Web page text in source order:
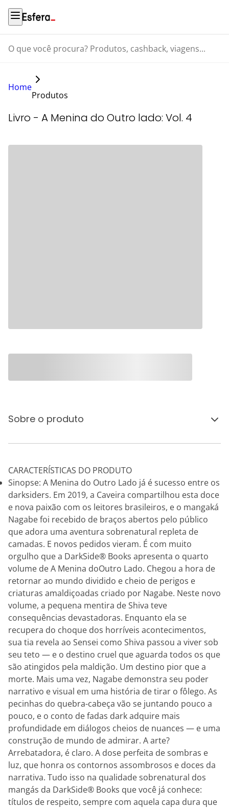
O que você procura? Produtos, cashback, viagens...
Home
Produtos
Livro - A Menina do Outro lado: Vol. 4
Sobre o produto
CARACTERÍSTICAS DO PRODUTO
Sinopse: A Menina do Outro Lado já é sucesso entre os
darksiders. Em 2019, a Caveira compartilhou esta doce
e nova paixão com os leitores brasileiros, e o mangaká
Nagabe foi recebido de braços abertos pelo público
que adora uma aventura sobrenatural repleta de
camadas. E novos pedidos vieram. É com muito
orgulho que a DarkSide® Books apresenta o quarto
volume de A Menina doOutro Lado. Chegou a hora de
retornar ao mundo dividido e cheio de perigos e
criaturas amaldiçoadas criado por Nagabe. Neste novo
volume, a pequena mentira de Shiva teve
consequências devastadoras. Enquanto ela se
recupera do choque dos horríveis acontecimentos,
sua tia revela ao Sensei como Shiva passou a viver sob
seu teto — e o destino cruel que aguarda todos os que
são atingidos pela maldição. Um destino pior que a
morte. Mais uma vez, Nagabe demonstra seu poder
narrativo e visual em uma história de tirar o fôlego. As
pecinhas do quebra-cabeça vão se juntando pouco a
pouco, e o conto de fadas dark adquire mais
profundidade em diálogos cheios de nuances — e uma
construção de mundo de admirar. A arte?
Arrebatadora, é claro. A dose perfeita de sombras e
luz, que honra os contornos assombrosos e doces da
narrativa. Tudo isso na qualidade sobrenatural dos
mangás da DarkSide® Books que você já conhece:
títulos de respeito, sempre com aquela capa dura que